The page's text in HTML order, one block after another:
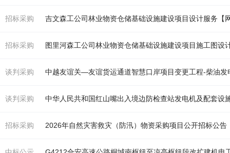
招标采购 吉文森工公司林业物资仓储基础设施建设项目设计服务【
招标采购 图里河森工公司林业物资仓储基础设施建设项目施工图设
谈判采购 中越友谊关—友谊货运通道智慧口岸项目变更工程-柴油发
谈判采购 中华人民共和国红山嘴出入境边防检查站发电机及配套设
招标采购 2026年自然灾害救灾（防汛）物资采购项目公开招标公告